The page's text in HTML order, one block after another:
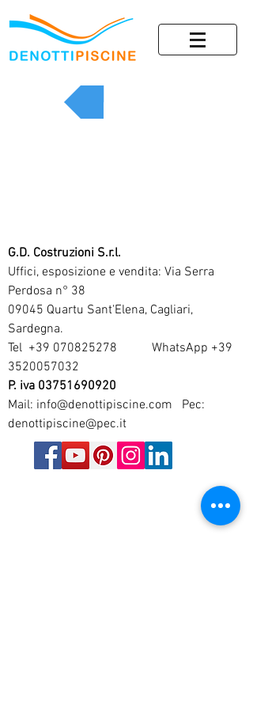
G.D. Costruzioni S.r.l.
Uffici, esposizione e vendita: Via Serra
Perdosa n° 38
09045 Quartu Sant'Elena, Cagliari,
Sardegna.
Tel +39 070825278 WhatsApp +39
3520057032
P. iva 03751690920
Mail: info@denottipiscine.com
Pec:
denottipiscine@pec.it